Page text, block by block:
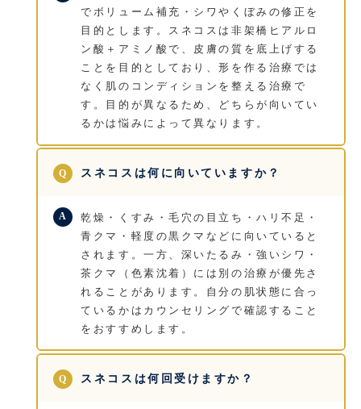
でボリューム補充・シワやくぼみの修正を
目的とします。スネコスは非架橋ヒアルロ
ン酸＋アミノ酸で、皮膚の質を底上げする
ことを目的としており、形を作る治療では
なく肌のコンディションを整える治療で
す。目的が異なるため、どちらが向いてい
るかは悩みによって異なります。
スネコスは何に向いていますか？
乾燥・くすみ・毛穴の目立ち・ハリ不足・
青クマ・軽度の黒クマなどに向いていると
されます。一方、深いたるみ・強いシワ・
茶クマ（色素沈着）には別の治療が優先さ
れることがあります。自分の肌状態に合っ
ているかはカウンセリングで確認すること
をおすすめします。
スネコスは何回受けますか？